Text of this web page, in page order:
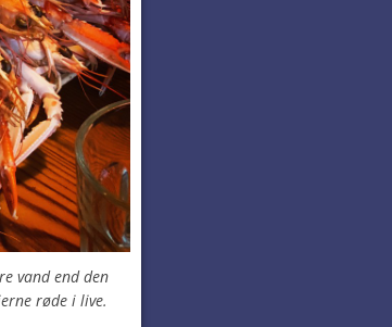
vand end den
røde i live.